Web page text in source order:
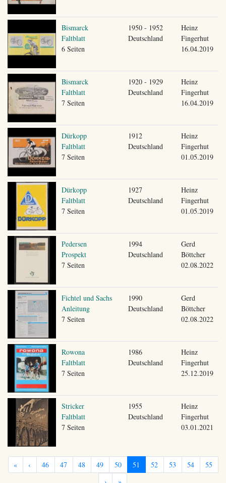
Bismarck
Faltblatt
6 Seiten
1950 - 1952
Deutschland
Heinz
Fingerhut
16.04.2019
Bismarck
Faltblatt
7 Seiten
1920 - 1929
Deutschland
Heinz
Fingerhut
16.04.2019
Dürkopp
Faltblatt
7 Seiten
1912
Deutschland
Heinz
Fingerhut
01.05.2019
Dürkopp
Faltblatt
7 Seiten
1927
Deutschland
Heinz
Fingerhut
01.05.2019
Pedersen
Prospekt
7 Seiten
1994
Deutschland
Gerd
Böttcher
02.08.2022
Fichtel und Sachs
Anleitung
7 Seiten
1990
Deutschland
Gerd
Böttcher
02.08.2022
Rowona
Faltblatt
7 Seiten
1986
Deutschland
Heinz
Fingerhut
25.12.2019
Stricker
Faltblatt
7 Seiten
1955
Deutschland
Heinz
Fingerhut
03.01.2021
« ‹ 46 47 48 49 50 51 52 53 54
55
›
»